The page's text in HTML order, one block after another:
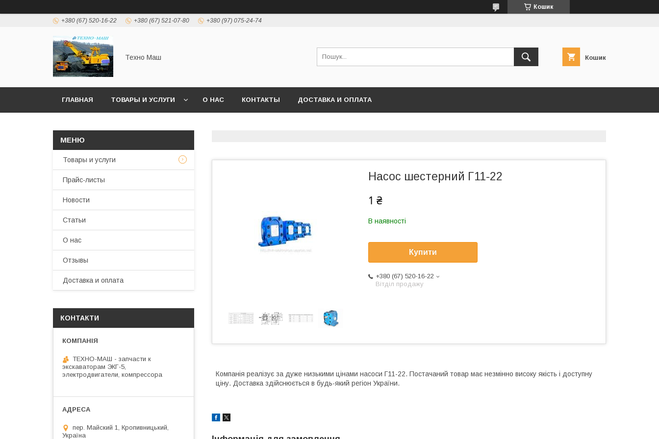
Кошик
+380 (67) 520-16-22 +380 (67) 521-07-80 +380 (97) 075-24-74
Техно Маш Кошик
ГЛАВНАЯ ТОВАРЫ И УСЛУГИ О НАС КОНТАКТЫ ДОСТАВКА И ОПЛАТА
Насос шестерний Г11-22
1 ₴
В наявності
Купити
+380 (67) 520-16-22
Вітділ продажу
Компанія реалізує за дуже низькими цінами насоси Г11-22. Постачаний товар має незмінно високу якість і доступну
ціну. Доставка здійснюється в будь-який регіон України.
Товары и услуги
Прайс-листы
Новости
Статьи
О нас
Отзывы
Доставка и оплата
КОНТАКТИ
ТЕХНО-МАШ - запчасти к
экскаваторам ЭКГ-5,
электродвигатели, компрессора
пер. Майский 1, Кропивницький,
Україна